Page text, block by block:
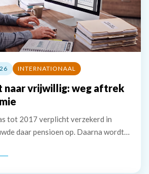
INTERNATIONAAL
naar vrijwillig: weg aftrek
tot 2017 verplicht verzekerd in
daar pensioen op. Daarna wordt
vrijwillig voort. De